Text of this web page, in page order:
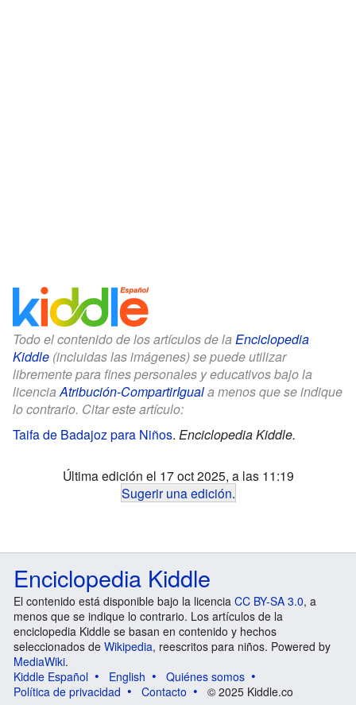
Todo el contenido de los artículos de la Enciclopedia
Kiddle (incluidas las imágenes) se puede utilizar
libremente para fines personales y educativos bajo la
licenciaAtribución-CompartirIguala menos que se indique
lo contrario. Citar este artículo:
Taifa de Badajoz para Niños. Enciclopedia Kiddle.
Última edición el 17 oct 2025, a las 11:19
Sugerir una edición.
Enciclopedia Kiddle
El contenido está disponible bajo la licencia CC BY-SA 3.0, a
menos que se indique lo contrario. Los artículos de la
enciclopedia Kiddle se basan en contenido y hechos
seleccionados de Wikipedia, reescritos para niños. Powered by
MediaWiki.
Kiddle Español
English
Quiénes somos
Política de privacidad
Contacto © 2025 Kiddle.co